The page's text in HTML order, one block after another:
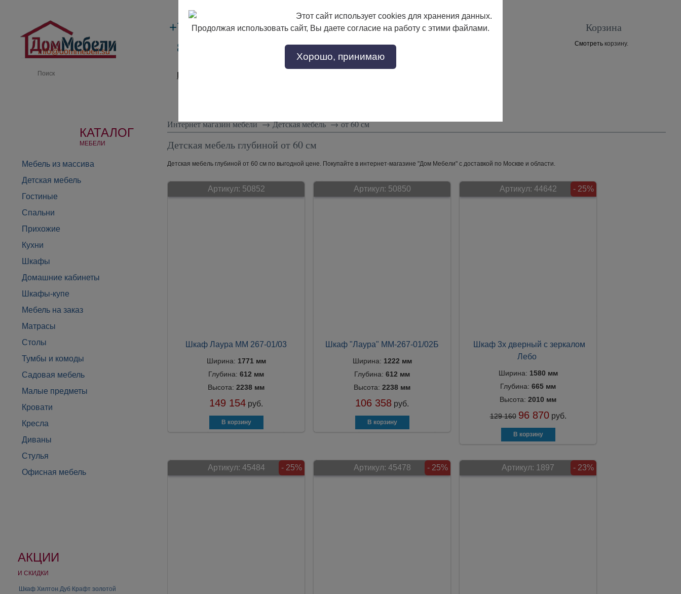
info@dommebeli.su
+7 (495)133-17-89
8 (800) 302-17-89
с 9:00 до 18:00
Заказать звонок
Производители
Корзина
Смотреть корзину.
КАТАЛОГ
МЕБЕЛИ
Мебель из массива
Детская мебель
Гостиные
Спальни
Прихожие
Кухни
Шкафы
Домашние кабинеты
Шкафы-купе
Мебель на заказ
Матрасы
Столы
Тумбы и комоды
Садовая мебель
Малые предметы
Кровати
Кресла
Диваны
Стулья
Офисная мебель
АКЦИИ
И СКИДКИ
Шкаф Хилтон Дуб Крафт золотой
Интернет магазин мебели→ Детская мебель→ от 60 см
Детская мебель глубиной от 60 см
Детская мебель глубиной от 60 см по выгодной цене. Покупайте в интернет-магазине "Дом Мебели" с доставкой по Москве и области.
Артикул: 50852
Шкаф Лаура ММ 267-01/03
Ширина: 1771 мм
Глубина: 612 мм
Высота: 2238 мм
149 154 руб.
Артикул: 50850
Шкаф "Лаура" ММ-267-01/02Б
Ширина: 1222 мм
Глубина: 612 мм
Высота: 2238 мм
106 358 руб.
Артикул: 44642 - 25%
Шкаф 3х дверный с зеркалом
Лебо
Ширина: 1580 мм
Глубина: 665 мм
Высота: 2010 мм
129 160 96 870 руб.
Артикул: 45484 - 25% Артикул: 45478 - 25% Артикул: 1897 - 23%
Этот сайт использует cookies для хранения данных.
Продолжая использовать сайт, Вы даете согласие на работу с этими файлами.
Хорошо, принимаю